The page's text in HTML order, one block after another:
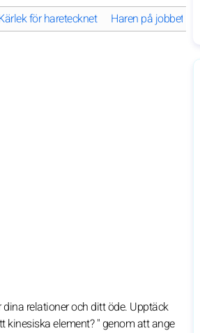
för haretecknet Haren på jobbet
relationer och ditt öde. Upptäck
kinesiska element? " genom att ange